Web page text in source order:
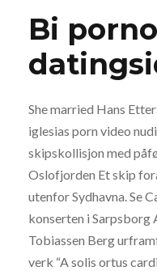
Bi
She married Hans
iglesias porn video
skipskollisjon med
Oslofjorden Et skip
utenfor Sydhavna. Se
konserten i
Tobiassen Berg
verk “A solis ortus